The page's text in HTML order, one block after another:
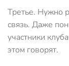
Третье. Нужно
связь. Даже
участники
этом говорят.